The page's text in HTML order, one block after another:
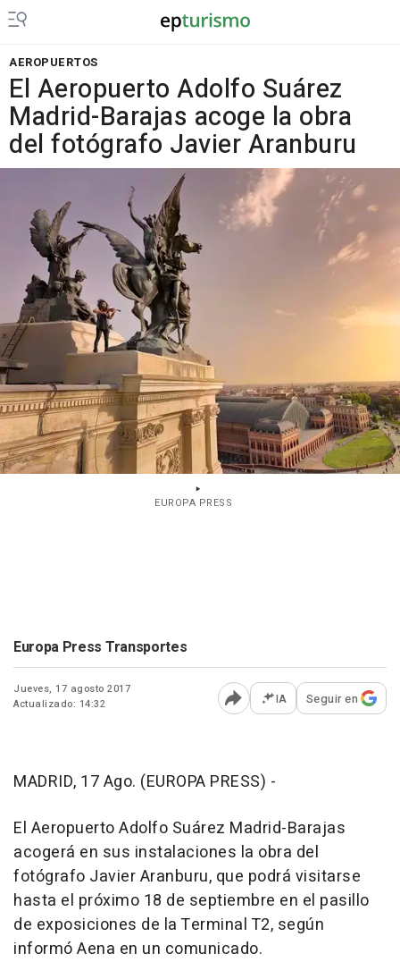
AEROPUERTOS
El Aeropuerto Adolfo Suárez
Madrid-Barajas acoge la obra
del fotógrafo Javier Aranburu
EUROPA PRESS
Europa Press Transportes
Jueves, 17 agosto 2017
Actualizado: 14:32
Abrir opciones para
IA Seguir en
MADRID, 17 Ago. (EUROPA PRESS) -
El Aeropuerto Adolfo Suárez Madrid-Barajas
acogerá en sus instalaciones la obra del
fotógrafo Javier Aranburu, que podrá visitarse
hasta el próximo 18 de septiembre en el pasillo
de exposiciones de la Terminal T2, según
informó Aena en un comunicado.